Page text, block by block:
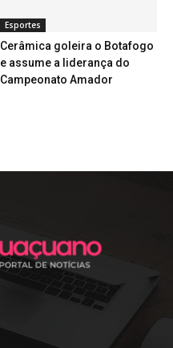
Esportes
Cerâmica goleira o Botafogo
e assume a liderança do
Campeonato Amador